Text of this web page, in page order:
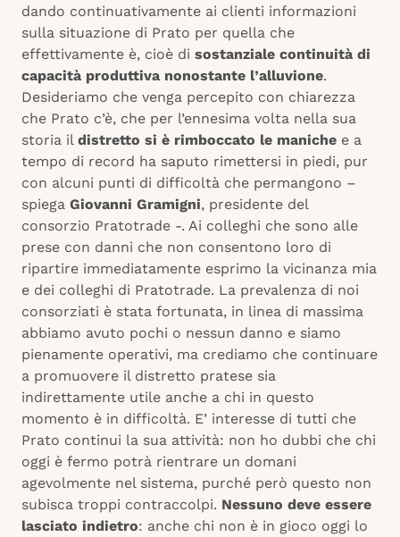
dando continuativamente ai clienti informazioni
sulla situazione di Prato per quella che
effettivamente è, cioè di sostanziale continuità di
capacità produttiva nonostante l’alluvione.
Desideriamo che venga percepito con chiarezza
che Prato c’è, che per l’ennesima volta nella sua
storia il distretto si è rimboccato le maniche e a
tempo di record ha saputo rimettersi in piedi, pur
con alcuni punti di difficoltà che permangono –
spiega Giovanni Gramigni, presidente del
consorzio Pratotrade -. Ai colleghi che sono alle
prese con danni che non consentono loro di
ripartire immediatamente esprimo la vicinanza mia
e dei colleghi di Pratotrade. La prevalenza di noi
consorziati è stata fortunata, in linea di massima
abbiamo avuto pochi o nessun danno e siamo
pienamente operativi, ma crediamo che continuare
a promuovere il distretto pratese sia
indirettamente utile anche a chi in questo
momento è in difficoltà. E’ interesse di tutti che
Prato continui la sua attività: non ho dubbi che chi
oggi è fermo potrà rientrare un domani
agevolmente nel sistema, purché però questo non
subisca troppi contraccolpi. Nessuno deve essere
lasciato indietro: anche chi non è in gioco oggi lo